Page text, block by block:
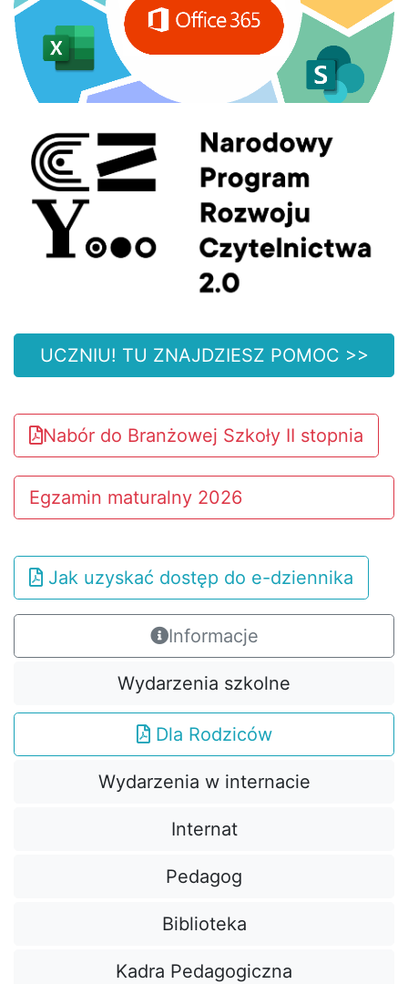
UCZNIU! TU ZNAJDZIESZ POMOC >>
Nabór do Branżowej Szkoły II stopnia
Egzamin maturalny 2026
Jak uzyskać dostęp do e-dziennika
Informacje
Wydarzenia szkolne
Dla Rodziców
Wydarzenia w internacie
Internat
Pedagog
Biblioteka
Kadra Pedagogiczna